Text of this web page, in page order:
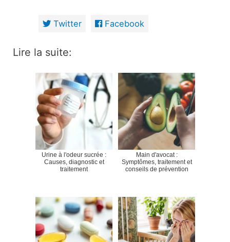
Twitter Facebook
Lire la suite:
Urine à l'odeur sucrée :
Causes, diagnostic et
traitement
Main d'avocat :
Symptômes, traitement et
conseils de prévention